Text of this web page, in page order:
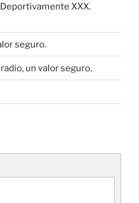
XXX.
seguro.
radio, un valor seguro.